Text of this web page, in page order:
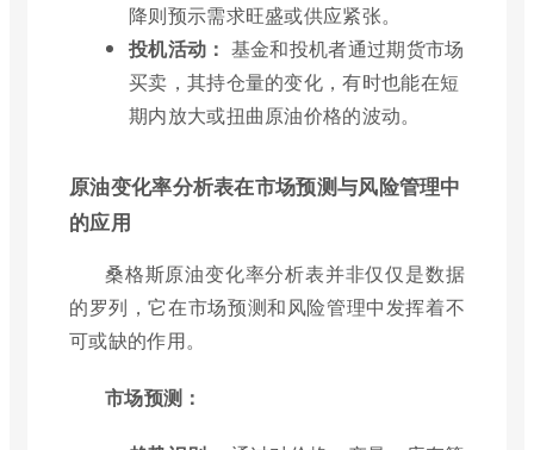
降则预示需求旺盛或供应紧张。
投机活动： 基金和投机者通过期货市场
买卖，其持仓量的变化，有时也能在短
期内放大或扭曲原油价格的波动。
原油变化率分析表在市场预测与风险管理中
的应用
桑格斯原油变化率分析表并非仅仅是数据
的罗列，它在市场预测和风险管理中发挥着不
可或缺的作用。
市场预测：